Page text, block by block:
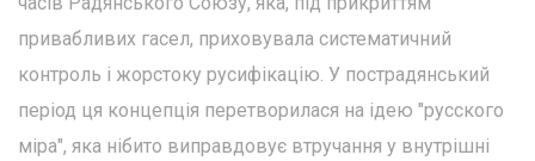
привабливих гасел, приховувала систематичний
контроль і жорстоку русифікацію. У пострадянський
період ця концепція перетворилася на ідею "русского
міра", яка нібито виправдовує втручання у внутрішні